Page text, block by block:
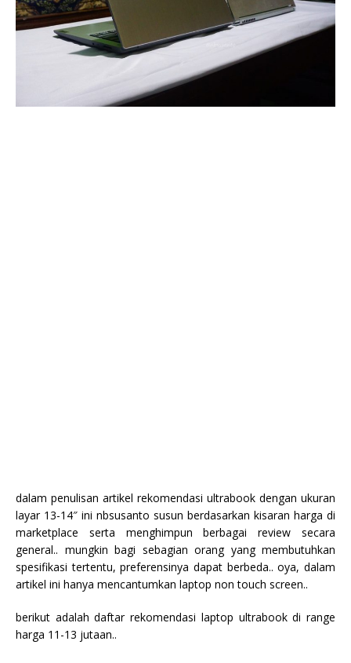
dalam penulisan artikel rekomendasi ultrabook dengan ukuran
layar 13-14″ ini nbsusanto susun berdasarkan kisaran harga di
marketplace serta menghimpun berbagai review secara
general.. mungkin bagi sebagian orang yang membutuhkan
spesifikasi tertentu, preferensinya dapat berbeda.. oya, dalam
artikel ini hanya mencantumkan laptop non touch screen..
berikut adalah daftar rekomendasi laptop ultrabook di range
harga 11-13 jutaan..